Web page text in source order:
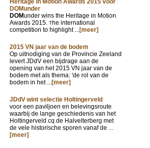
Heritage in Motion Awards 2015 voor
DOMunder
DOMunder wins the Heritage in Motion
Awards 2015. The international
competition to highlight ...[meer]
2015 VN jaar van de bodem
Op uitnodiging van de Provincie Zeeland
levert JDdV een bijdrage aan de
opening van het 2015 VN jaar van de
bodem met als thema: 'de rol van de
bodem in het ...[meer]
JDdV wint selectie Holtingerveld
voor een paviljoen en belevingsroute
waarbij de lange geschiedenis van het
Holtingerveld cq de Halvelterberg met
de vele historische sporen vanaf de ...
[meer]